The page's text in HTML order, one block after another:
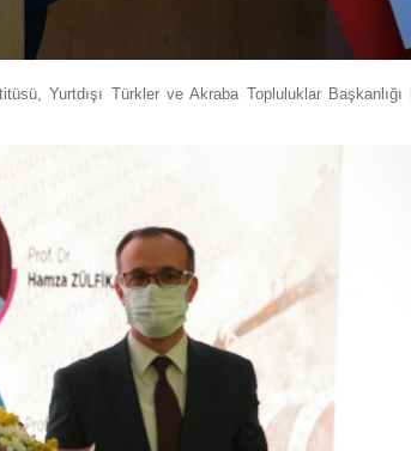
Yurtdışı Türkler ve Akraba Topluluklar Başkanlığı